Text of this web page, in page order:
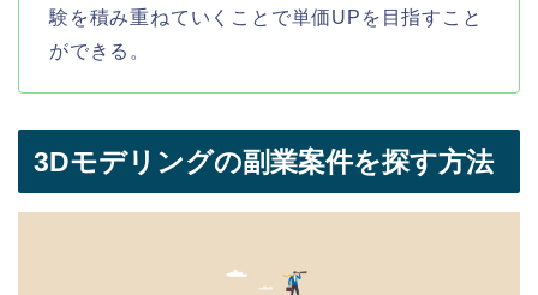
験を積み重ねていくことで単価UPを目指すこと
ができる。
3Dモデリングの副業案件を探す方法